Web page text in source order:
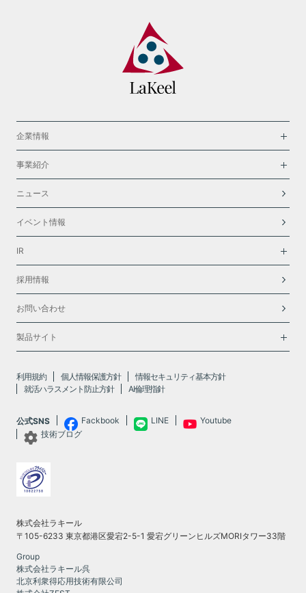
企業情報
事業紹介
ニュース
イベント情報
IR
採用情報
お問い合わせ
製品サイト
利用規約 個人情報保護方針
情報セキュリティ基本方針
就活ハラスメント防止方針
AI倫理指針
公式SNS Fackbook LINE
Youtube
技術ブログ
株式会社ラキール
〒105-6233 東京都港区愛宕2-5-1 愛宕グリーンヒルズMORIタワー33階
Group
株式会社ラキール呉
北京利衆得応用技術有限公司